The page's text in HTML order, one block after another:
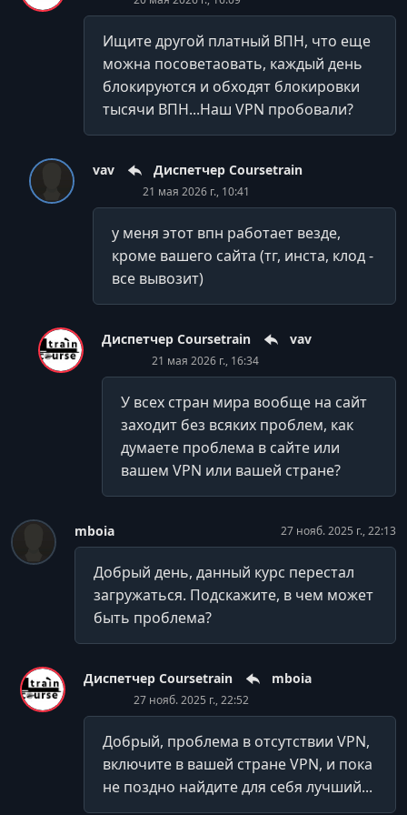
11.9. Прогревы
02:02:33
11.10. Воркшоп по прогревам
11.11. Стратегии роста
УРОК 34.
УРОК 36.
11.13.1 Разборы по закупке рекламы у блогеров
Команда Татьяны Финаевой
01:59:27
11.13.2 Разборы по закупке рекламы у блогеров
01:59:25
11.14.1 Трафик в Telegram
УРОК 39. 01:57:55
11.14.2 Трафик в Telegram
01:20:18
11.15.1 Продуктовая стратегия
00:54:35
11.15.2 Продуктовая стратегия
УРОК 42.
11.16.1 Команда в инфобизнесе
02:11:30
11.16.2 Команда в инфобизнесе
Ищите другой платный ВПН, что еще
можна посоветаовать, каждый день
блокируются и обходят блокировки
тысячи ВПН...Наш VPN пробовали?
vav Диспетчер Coursetrain
21 мая 2026 г., 10:41
у меня этот впн работает везде,
кроме вашего сайта (тг, инста, клод -
все вывозит)
Диспетчер Coursetrain vav
21 мая 2026 г., 16:34
У всех стран мира вообще на сайт
заходит без всяких проблем, как
думаете проблема в сайте или
вашем VPN или вашей стране?
mboia 27 нояб. 2025 г., 22:13
Добрый день, данный курс перестал
загружаться. Подскажите, в чем может
быть проблема?
Диспетчер Coursetrain mboia
27 нояб. 2025 г., 22:52
Добрый, проблема в отсутствии VPN,
включите в вашей стране VPN, и пока
не поздно найдите для себя лучший...